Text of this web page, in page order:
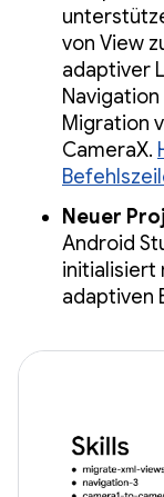
von View
adaptiver
Migration
CameraX.
Neuer
Android
initialisiert
adaptiven